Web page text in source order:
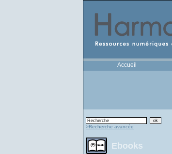
Accueil
>Recherche avancée
Ebooks